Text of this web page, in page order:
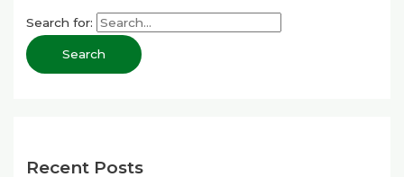
Search for:
Recent Posts